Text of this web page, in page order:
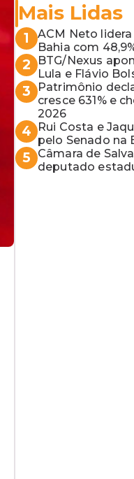
Mais Lidas
1
ACM Neto
Bahia com
2
BTG/Nexus
Lula e Flávio
3
Patrimônio
cresce 631% e
2026
4
Rui Costa e
pelo Senado na
5
Câmara de
deputado